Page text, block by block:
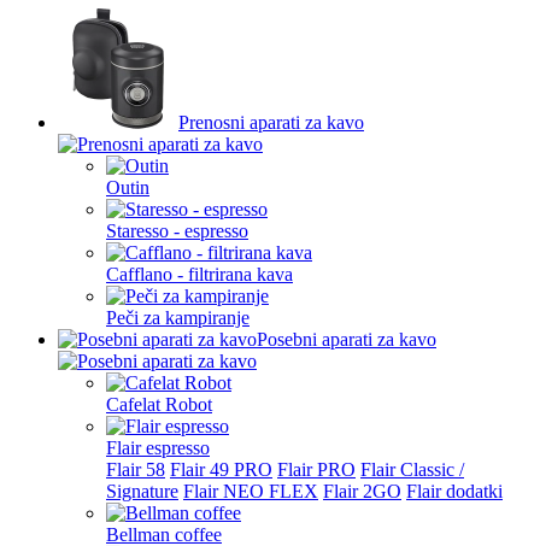
Prenosni aparati za kavo
Outin
Staresso - espresso
Cafflano - filtrirana kava
Peči za kampiranje
Posebni aparati za kavo
Cafelat Robot
Flair espresso
Flair 58 Flair 49 PRO Flair PRO Flair Classic /
Signature Flair NEO FLEX Flair 2GO Flair dodatki
Bellman coffee